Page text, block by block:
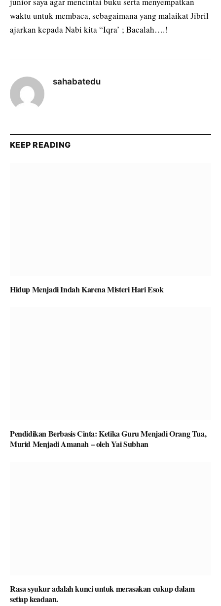
waktu untuk membaca, sebagaimana yang malaikat Jibril
ajarkan kepada Nabi kita “Iqra’ ; Bacalah….!
sahabatedu
KEEP READING
Hidup Menjadi Indah Karena Misteri Hari Esok
Pendidikan Berbasis Cinta: Ketika Guru Menjadi Orang Tua,
Murid Menjadi Amanah – oleh Yai Subhan
Rasa syukur adalah kunci untuk merasakan cukup dalam
setiap keadaan.